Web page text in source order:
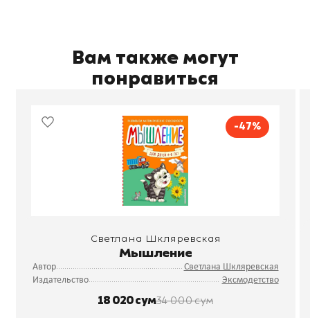
Вам также могут
понравиться
-47%
Светлана Шкляревская
Мышление
Автор
Светлана Шкляревская
Издательство
Эксмодетство
18 020 сум34 000 сум